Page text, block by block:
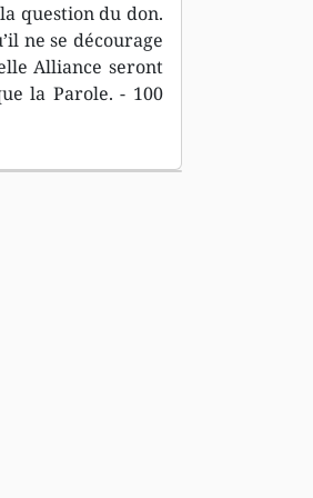
question du don.
ne se décourage
Alliance seront
la Parole. - 100